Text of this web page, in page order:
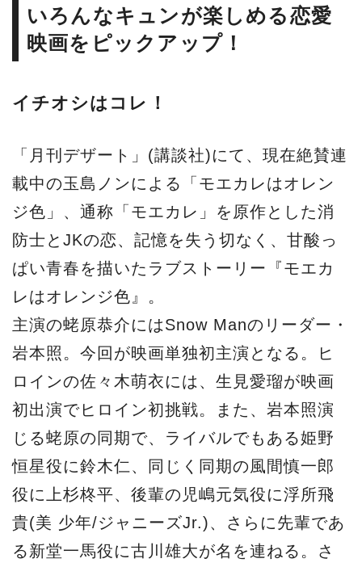
いろんなキュンが楽しめる恋愛
映画をピックアップ！
イチオシはコレ！
「月刊デザート」(講談社)にて、現在絶賛連
載中の玉島ノンによる「モエカレはオレン
ジ色」、通称「モエカレ」を原作とした消
防士とJKの恋、記憶を失う切なく、甘酸っ
ぱい青春を描いたラブストーリー『モエカ
レはオレンジ色』。
主演の蛯原恭介にはSnow Manのリーダー・
岩本照。今回が映画単独初主演となる。ヒ
ロインの佐々木萌衣には、生見愛瑠が映画
初出演でヒロイン初挑戦。また、岩本照演
じる蛯原の同期で、ライバルでもある姫野
恒星役に鈴木仁、同じく同期の風間慎一郎
役に上杉柊平、後輩の児嶋元気役に浮所飛
貴(美 少年/ジャニーズJr.)、さらに先輩であ
る新堂一馬役に古川雄大が名を連ねる。さ